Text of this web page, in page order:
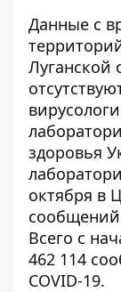
Данные с
Луганской
здоровья
октября в
сообщений
Всего с
462 114
COVID-19.